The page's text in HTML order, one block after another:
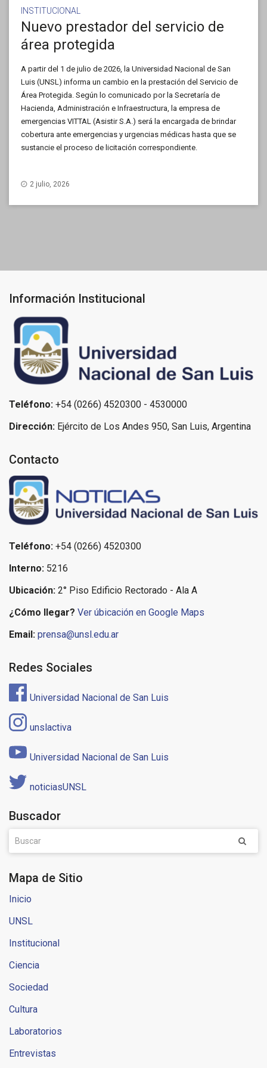
INSTITUCIONAL
Nuevo prestador del servicio de
área protegida
A partir del 1 de julio de 2026, la Universidad Nacional de San
Luis (UNSL) informa un cambio en la prestación del Servicio de
Área Protegida. Según lo comunicado por la Secretaría de
Hacienda, Administración e Infraestructura, la empresa de
emergencias VITTAL (Asistir S.A.) será la encargada de brindar
cobertura ante emergencias y urgencias médicas hasta que se
sustancie el proceso de licitación correspondiente.
2 julio, 2026
Información Institucional
Teléfono: +54 (0266) 4520300 - 4530000
Dirección: Ejército de Los Andes 950, San Luis, Argentina
Contacto
Teléfono: +54 (0266) 4520300
Interno: 5216
Ubicación: 2° Piso Edificio Rectorado - Ala A
¿Cómo llegar? Ver úbicación en Google Maps
Email: prensa@unsl.edu.ar
Redes Sociales
Universidad Nacional de San Luis
unslactiva
Universidad Nacional de San Luis
noticiasUNSL
Buscador
Mapa de Sitio
Inicio
UNSL
Institucional
Ciencia
Sociedad
Cultura
Laboratorios
Entrevistas